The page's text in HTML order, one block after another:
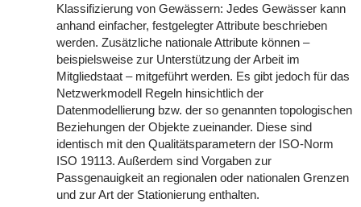
Klassifizierung von Gewässern: Jedes Gewässer kann
anhand einfacher, festgelegter Attribute beschrieben
werden. Zusätzliche nationale Attribute können –
beispielsweise zur Unterstützung der Arbeit im
Mitgliedstaat – mitgeführt werden. Es gibt jedoch für das
Netzwerkmodell Regeln hinsichtlich der
Datenmodellierung bzw. der so genannten topologischen
Beziehungen der Objekte zueinander. Diese sind
identisch mit den Qualitätsparametern der ISO-Norm
ISO 19113. Außerdem sind Vorgaben zur
Passgenauigkeit an regionalen oder nationalen Grenzen
und zur Art der Stationierung enthalten.